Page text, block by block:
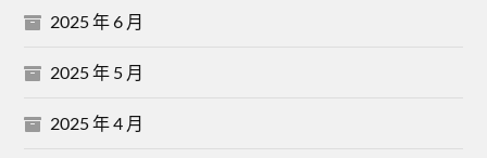
2025 年 6 月
2025 年 5 月
2025 年 4 月